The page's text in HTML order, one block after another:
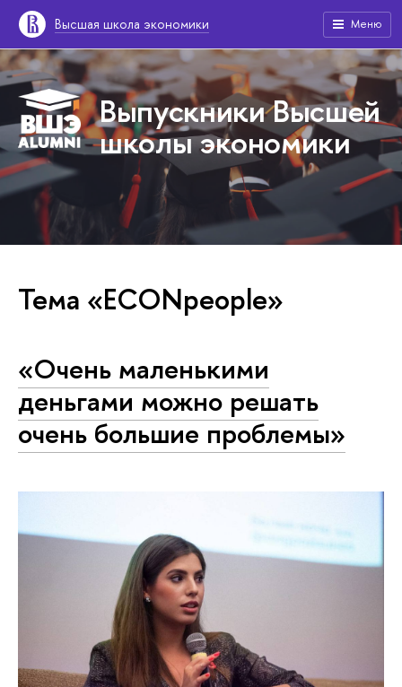
Высшая школа экономики Меню
Выпускники Высшей
школы экономики
Тема «ECONpeople»
«Очень маленькими
деньгами можно решать
очень большие проблемы»